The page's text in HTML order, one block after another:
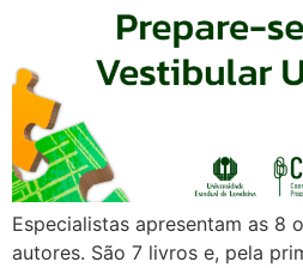
Especialistas apresentam as 8
autores. São 7 livros e, pela